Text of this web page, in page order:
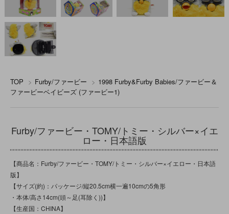
TOP > Furby/ファービー > 1998 Furby&Furby Babies/ファービー＆
ファービーベイビーズ (ファービー1)
Furby/ファービー・TOMY/トミー・シルバー×イエ
ロー・日本語版
【商品名：Furby/ファービー・TOMY/トミー・シルバー×イエロー・日本語
版】
【サイズ(約)：パッケージ/縦20.5cm横一遍10cmの5角形
・本体/高さ14cm(頭～足(耳除く))】
【生産国：CHINA】